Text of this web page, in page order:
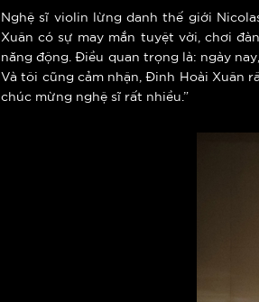
Nghệ sĩ violin lừng danh thế giới
Xuân có sự may mắn tuyệt vời, chơi
năng động. Điều quan trọng là: ngày
Và tôi cũng cảm nhận, Đinh Hoài Xuân
chúc mừng nghệ sĩ rất nhiều.”